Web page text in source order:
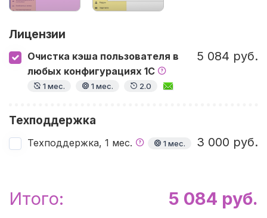
Лицензии
Очистка кэша пользователя в
любых конфигурациях 1С
1 мес. 1 мес. 2.0
5 084 руб.
Техподдержка
Техподдержка, 1 мес. 1 мес. 3 000 руб.
Итого: 5 084 руб.